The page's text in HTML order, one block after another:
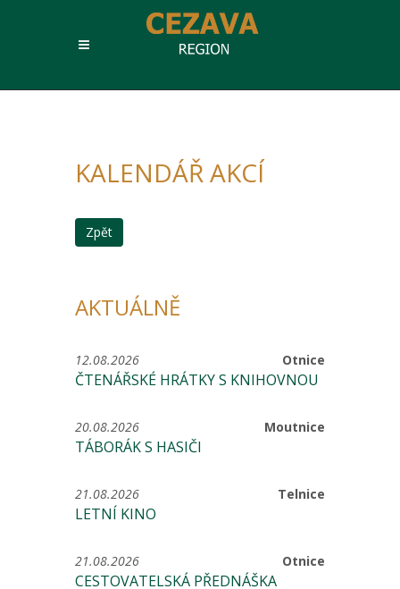
KALENDÁŘ AKCÍ
Zpět
AKTUÁLNĚ
Otnice
12.08.2026
ČTENÁŘSKÉ HRÁTKY S KNIHOVNOU
Moutnice
20.08.2026
TÁBORÁK S HASIČI
Telnice
21.08.2026
LETNÍ KINO
Otnice
21.08.2026
CESTOVATELSKÁ PŘEDNÁŠKA